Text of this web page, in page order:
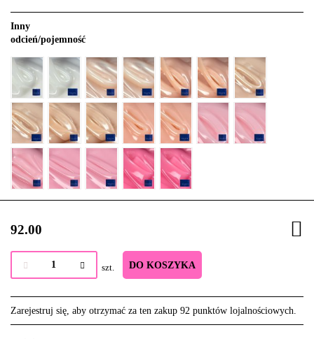
Inny
odcień/pojemność
92.00
szt. DO KOSZYKA
Zarejestruj się, aby otrzymać za ten zakup 92 punktów lojalnościowych.